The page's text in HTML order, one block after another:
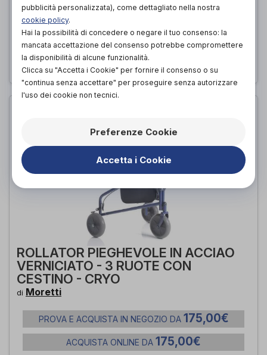
PROVA E ACQUISTA IN NEGOZIO DA155,00€
ACQUISTA ONLINE DA155,00€
ROLLATOR PIEGHEVOLE IN ACCIAO
VERNICIATO - 3 RUOTE CON
CESTINO - CRYO
di Moretti
PROVA E ACQUISTA IN NEGOZIO DA 175,00€
ACQUISTA ONLINE DA 175,00€
pubblicità personalizzata), come dettagliato nella nostra
cookie policy.
Hai la possibilità di concedere o negare il tuo consenso: la
mancata accettazione del consenso potrebbe compromettere
la disponibilità di alcune funzionalità.
Clicca su "Accetta i Cookie" per fornire il consenso o su
"continua senza accettare" per proseguire senza autorizzare
l'uso dei cookie non tecnici.
Preferenze Cookie
Accetta i Cookie